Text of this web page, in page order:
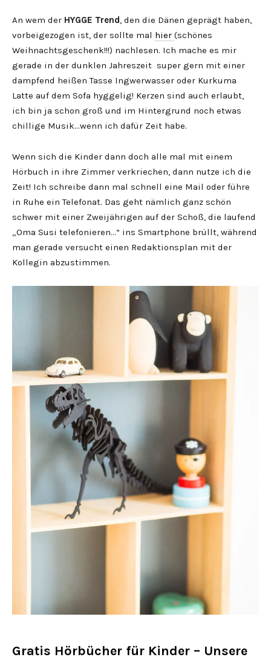
An wem der HYGGE Trend, den die Dänen geprägt haben,
vorbeigezogen ist, der sollte mal hier (schönes
Weihnachtsgeschenk!!!) nachlesen. Ich mache es mir
gerade in der dunklen Jahreszeit super gern mit einer
dampfend heißen Tasse Ingwerwasser oder Kurkuma
Latte auf dem Sofa hyggelig! Kerzen sind auch erlaubt,
ich bin ja schon groß und im Hintergrund noch etwas
chillige Musik…wenn ich dafür Zeit habe.
Wenn sich die Kinder dann doch alle mal mit einem
Hörbuch in ihre Zimmer verkriechen, dann nutze ich die
Zeit! Ich schreibe dann mal schnell eine Mail oder führe
in Ruhe ein Telefonat. Das geht nämlich ganz schön
schwer mit einer Zweijährigen auf der Schoß, die laufend
„Oma Susi telefonieren…“ ins Smartphone brüllt, während
man gerade versucht einen Redaktionsplan mit der
Kollegin abzustimmen.
Gratis Hörbücher für Kinder – Unsere